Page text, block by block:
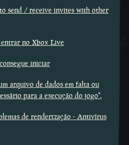
send / receive invites with other
entrar no Xbox Live
iniciar
arquivo de dados em falta ou
para a execução do jogo".
de renderização - Antivírus